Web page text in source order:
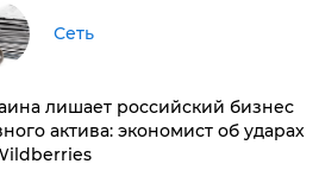
Сеть
лишает российский бизнес
актива: экономист об ударах